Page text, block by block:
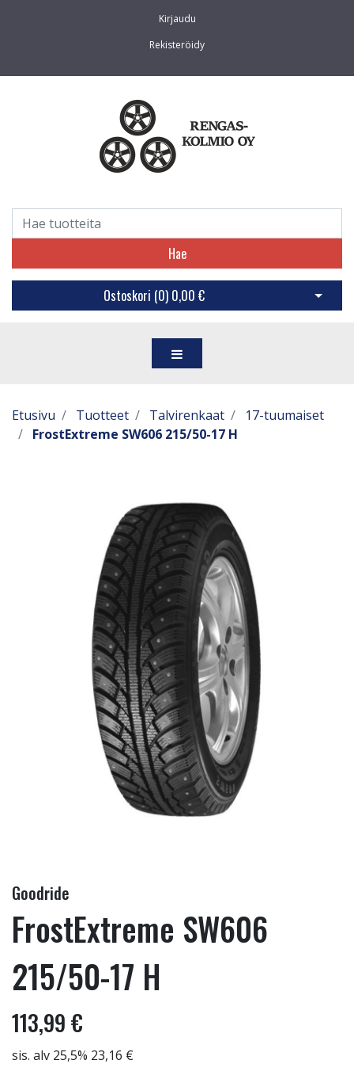
Kirjaudu
Rekisteröidy
Hae
Ostoskori (0) 0,00 € Avaa
Etusivu Tuotteet Talvirenkaat
17-tuumaiset
FrostExtreme SW606 215/50-17 H
Goodride
FrostExtreme SW606
215/50-17 H
113,99 €
sis. alv 25,5% 23,16 €